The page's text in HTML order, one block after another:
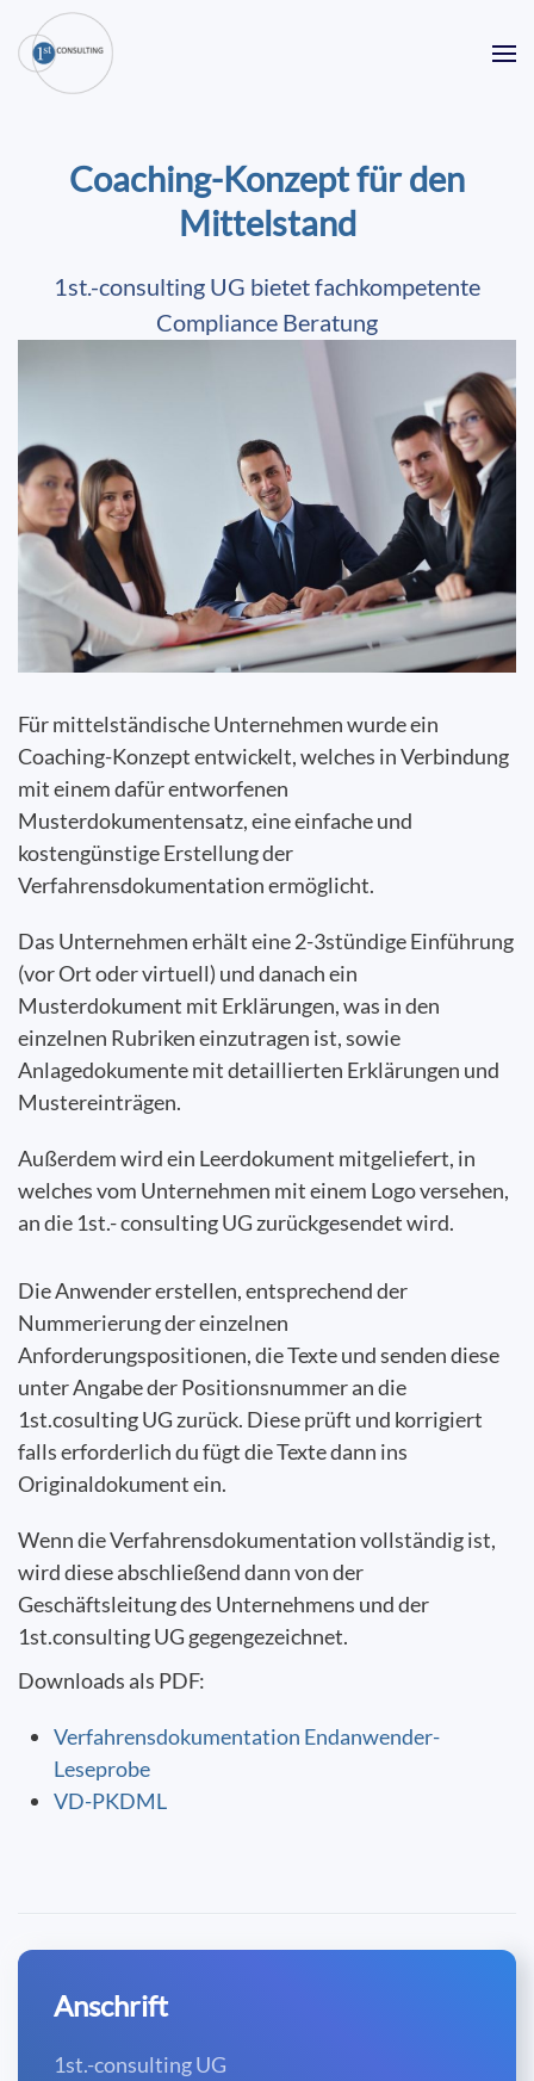
Skip
to
content
Coaching-Konzept für den
Mittelstand
1st.-consulting UG bietet fachkompetente
Compliance Beratung
Für mittelständische Unternehmen wurde ein
Coaching-Konzept entwickelt, welches in Verbindung
mit einem dafür entworfenen
Musterdokumentensatz, eine einfache und
kostengünstige Erstellung der
Verfahrensdokumentation ermöglicht.
Das Unternehmen erhält eine 2-3stündige Einführung
(vor Ort oder virtuell) und danach ein
Musterdokument mit Erklärungen, was in den
einzelnen Rubriken einzutragen ist, sowie
Anlagedokumente mit detaillierten Erklärungen und
Mustereinträgen.
Außerdem wird ein Leerdokument mitgeliefert, in
welches vom Unternehmen mit einem Logo versehen,
an die 1st.- consulting UG zurückgesendet wird.
Die Anwender erstellen, entsprechend der
Nummerierung der einzelnen
Anforderungspositionen, die Texte und senden diese
unter Angabe der Positionsnummer an die
1st.cosulting UG zurück. Diese prüft und korrigiert
falls erforderlich du fügt die Texte dann ins
Originaldokument ein.
Wenn die Verfahrensdokumentation vollständig ist,
wird diese abschließend dann von der
Geschäftsleitung des Unternehmens und der
1st.consulting UG gegengezeichnet.
Downloads als PDF:
Verfahrensdokumentation Endanwender-
Leseprobe
VD-PKDML
Anschrift
1st.-consulting UG